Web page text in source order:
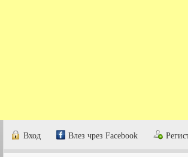
Вход Влез чрез Facebook